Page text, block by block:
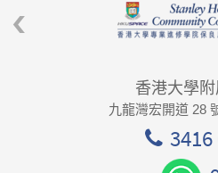
香港大學
九龍灣宏開道 28